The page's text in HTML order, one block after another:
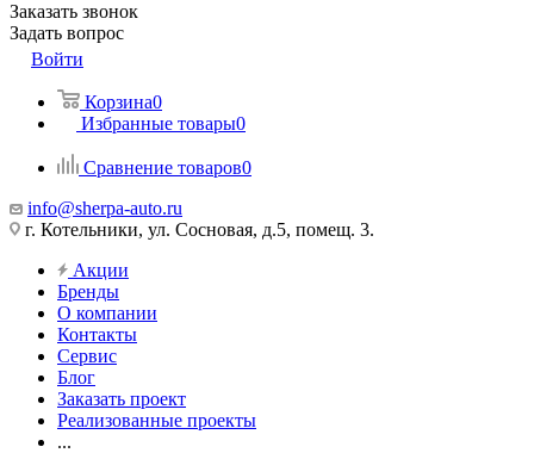
Заказать звонок
Задать вопрос
Войти
Корзина0
Избранные товары0
Сравнение товаров0
info@sherpa-auto.ru
г. Котельники, ул. Сосновая, д.5, помещ. 3.
Акции
Бренды
О компании
Контакты
Сервис
Блог
Заказать проект
Реализованные проекты
...